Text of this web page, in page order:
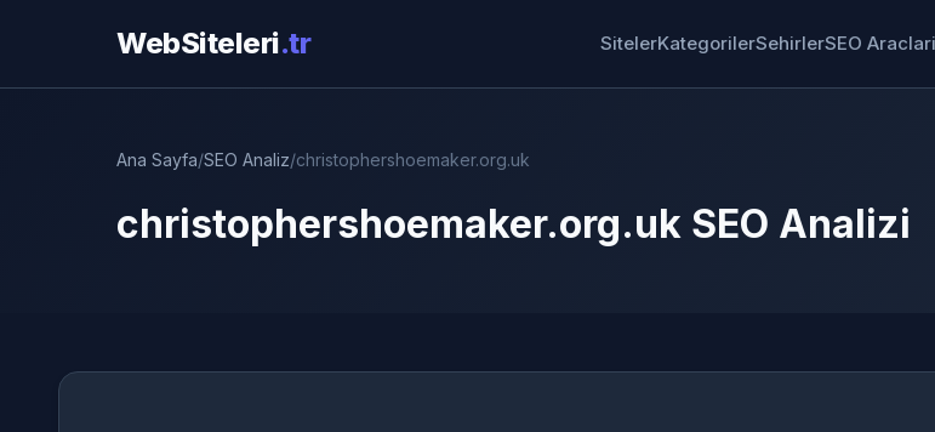
WebSiteleri.tr SitelerKategorilerSehirlerSEO Araclari
Ana Sayfa/SEO Analiz/christophershoemaker.org.uk
christophershoemaker.org.uk SEO Analizi